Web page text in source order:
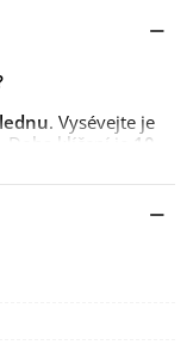
. Vysévejte je
. Doba klíčení je
10–